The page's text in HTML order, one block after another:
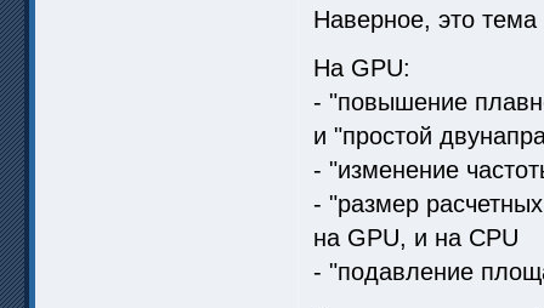
Наверное, это
На GPU:
- "повышение
и "простой
- "изменение
- "размер
на GPU, и на CPU
- "подавление